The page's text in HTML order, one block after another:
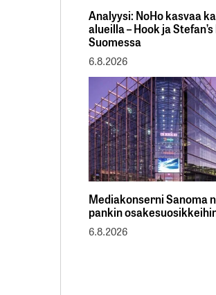
Analyysi: NoHo kasvaa
alueilla – Hook ja
Suomessa
6.8.2026
Mediakonserni Sanoma
pankin
6.8.2026